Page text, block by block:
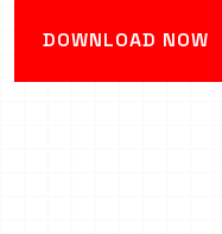
DOWNLOAD NOW